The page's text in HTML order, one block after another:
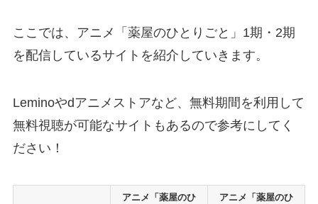
ここでは、アニメ「薬屋のひとりごと」1期・2期
を配信しているサイトを紹介していきます。
Leminoやdアニメストアなど、無料期間を利用して
無料視聴が可能なサイトもあるので参考にしてく
ださい！
アニメ「薬屋のひ
アニメ「薬屋のひ